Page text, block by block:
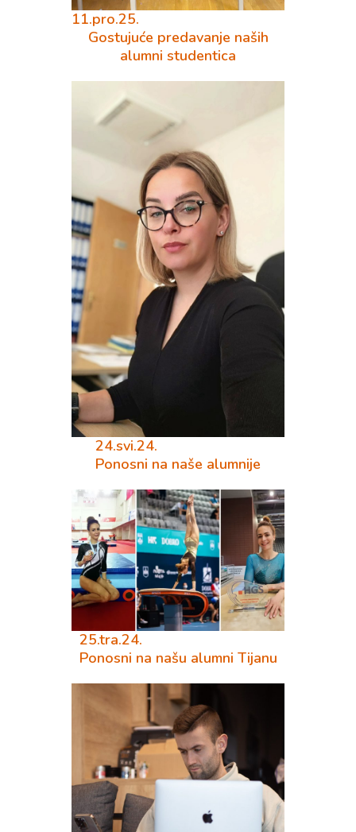
11.pro.25.
Gostujuće predavanje naših
alumni studentica
24.svi.24.
Ponosni na naše alumnije
25.tra.24.
Ponosni na našu alumni Tijanu